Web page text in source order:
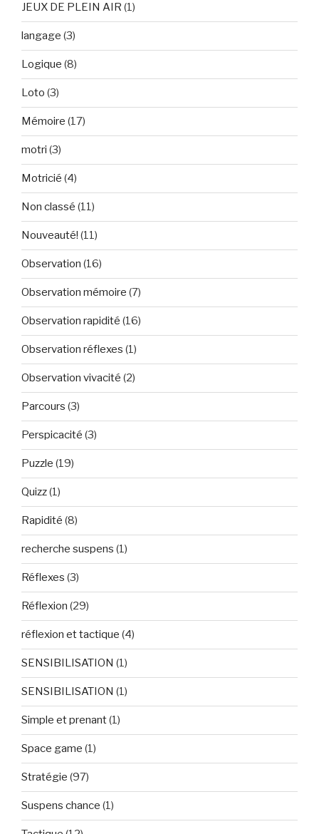
JEUX DE PLEIN AIR (1)
langage (3)
Logique (8)
Loto (3)
Mémoire (17)
motri (3)
Motricié (4)
Non classé (11)
Nouveauté! (11)
Observation (16)
Observation mémoire (7)
Observation rapidité (16)
Observation réflexes (1)
Observation vivacité (2)
Parcours (3)
Perspicacité (3)
Puzzle (19)
Quizz(1)
Rapidité (8)
recherche suspens (1)
Réflexes (3)
Réflexion (29)
réflexion et tactique (4)
SENSIBILISATION (1)
SENSIBILISATION (1)
Simple et prenant(1)
Space game (1)
Stratégie (97)
Suspens chance (1)